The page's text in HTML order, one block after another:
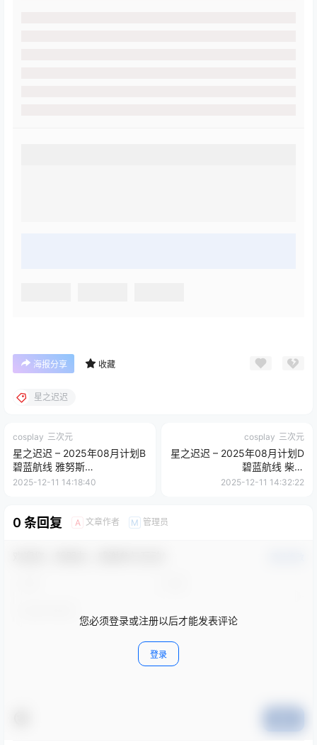
海报分享 收藏
星之迟迟
cosplay 三次元
星之迟迟 – 2025年08月计划B
碧蓝航线 雅努斯
[35P+1V/259MB]
2025-12-11 14:18:40
cosplay 三次元
星之迟迟 – 2025年08月计划D
碧蓝航线 柴郡
[55P+1V/721MB]
2025-12-11 14:32:22
0 条回复 A 文章作者 M 管理员
您必须登录或注册以后才能发表评论
登录